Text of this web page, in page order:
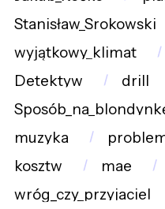
Stanisław_Srokowski
wyjątkowy_klimat
Detektyw
drill
muzyka
kosztw
mae
wróg_czy_przyjaciel